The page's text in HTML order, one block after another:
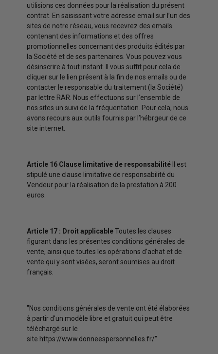
utilisions ces données pour la réalisation du présent
contrat. En saisissant votre adresse email sur l’un des
sites de notre réseau, vous recevrez des emails
contenant des informations et des offres
promotionnelles concernant des produits édités par
la Société et de ses partenaires. Vous pouvez vous
désinscrire à tout instant. Il vous suffit pour cela de
cliquer sur le lien présent à la fin de nos emails ou de
contacter le responsable du traitement (la Société)
par lettre RAR. Nous effectuons sur l’ensemble de
nos sites un suivi de la fréquentation. Pour cela, nous
avons recours aux outils fournis par l’hébrgeur de ce
site internet.
Article 16 Clause limitative de responsabilité Il est
stipulé une clause limitative de responsabilité du
Vendeur pour la réalisation de la prestation à 200
euros.
Article 17 : Droit applicableToutes les clauses
figurant dans les présentes conditions générales de
vente, ainsi que toutes les opérations d’achat et de
vente qui y sont visées, seront soumises au droit
français.
"Nos conditions générales de vente ont été élaborées
à partir d'un modèle libre et gratuit qui peut être
téléchargé sur le
site https://www.donneespersonnelles.fr/"